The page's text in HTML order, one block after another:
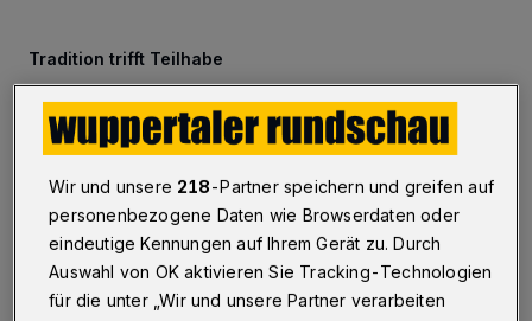
Tradition trifft Teilhabe
KNIPEX und Troxler-
Werkstätten mit
„Schichtwechsel“
Wuppertal· Mitarbeiterinnen und Mitarbeiter lokaler
Unternehmen sowie Beschäftigte der Troxler-
Werkstätten tauschen am Donnerstag (25. September
Wir und unsere 218-Partner speichern und greifen auf
personenbezogene Daten wie Browserdaten oder
eindeutige Kennungen auf Ihrem Gerät zu. Durch
Auswahl von OK aktivieren Sie Tracking-Technologien
für die unter „Wir und unsere Partner verarbeiten